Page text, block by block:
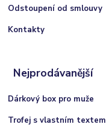
Odstoupení od smlouvy
Kontakty
Nejprodávanější
Dárkový box pro muže
Trofej s vlastním textem